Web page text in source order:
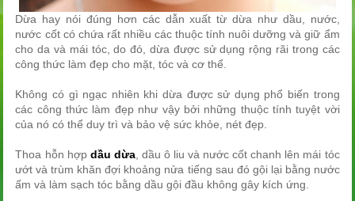
Dừa hay nói đúng hơn các dẫn xuất từ dừa như dầu, nước,
nước cốt có chứa rất nhiều các thuộc tính nuôi dưỡng và giữ ẩm
cho da và mái tóc, do đó, dừa được sử dụng rộng rãi trong các
công thức làm đẹp cho mặt, tóc và cơ thể.
Không có gì ngạc nhiên khi dừa được sử dụng phổ biến trong
các công thức làm đẹp như vậy bởi những thuộc tính tuyệt vời
của nó có thể duy trì và bảo vệ sức khỏe, nét đẹp.
Thoa hỗn hợp dầu dừa, dầu ô liu và nước cốt chanh lên mái tóc
ướt và trùm khăn đợi khoảng nửa tiếng sau đó gội lại bằng nước
ấm và làm sạch tóc bằng dầu gội đầu không gây kích ứng.